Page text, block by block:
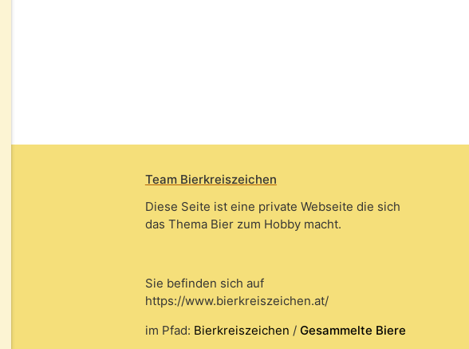
Team Bierkreiszeichen
Diese Seite ist eine private Webseite die sich
das Thema Bier zum Hobby macht.
Sie befinden sich auf
https://www.bierkreiszeichen.at/
im Pfad: Bierkreiszeichen / Gesammelte Biere